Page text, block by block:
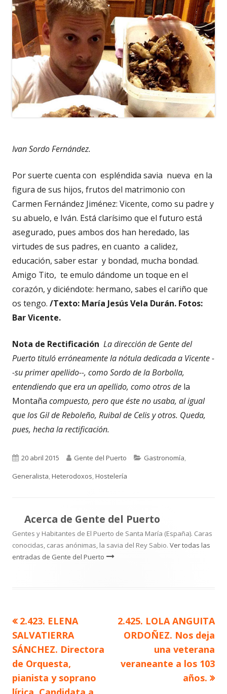
Ivan Sordo Fernández.
Por suerte cuenta con espléndida savia nueva en la
figura de sus hijos, frutos del matrimonio con
Carmen Fernández Jiménez: Vicente, como su padre y
su abuelo, e Iván. Está clarísimo que el futuro está
asegurado, pues ambos dos han heredado, las
virtudes de sus padres, en cuanto a calidez,
educación, saber estar y bondad, mucha bondad.
Amigo Tito, te emulo dándome un toque en el
corazón, y diciéndote: hermano, sabes el cariño que
os tengo. /Texto: María Jesús Vela Durán. Fotos:
Bar Vicente.
Nota de Rectificación La dirección de Gente del
Puerto tituló erróneamente la nótula dedicada a Vicente -
-su primer apellido--, como Sordo de la Borbolla,
entendiendo que era un apellido, como otros de la
Montaña compuesto, pero que éste no usaba, al igual
que los Gil de Reboleño, Ruibal de Celis y otros. Queda,
pues, hecha la rectificación.
Publicado
el
20 abril 2015 Autor
Gente del Puerto Categorías
Gastronomía,
Generalista,Heterodoxos,Hostelería
Acerca de Gente del Puerto
Gentes y Habitantes de El Puerto de Santa María (España). Caras
conocidas, caras anónimas, la savia del Rey Sabio. Ver todas las
entradas de Gente del Puerto
Navegación
de
entradas
Artículo
anterior
2.423. ELENA
SALVATIERRA
SÁNCHEZ. Directora
de Orquesta,
pianista y soprano
Artículo
siguiente
2.425. LOLA ANGUITA
ORDOÑEZ. Nos deja
una veterana
veraneante a los 103
años.